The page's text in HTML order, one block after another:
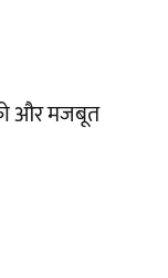
को और मजबूत